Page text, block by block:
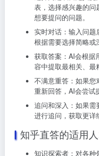
表，选择感兴趣的问
想要提问的问题。
实时对话：输入问题
根据需要选择简略或
获取答案：AI会根据
容中提取最相关、最
不满意重答：如果您
重新回答，AI会尝试
追问和深入：如果
进行追问，获取更详
知乎直答的适用
知识探索者：对各种